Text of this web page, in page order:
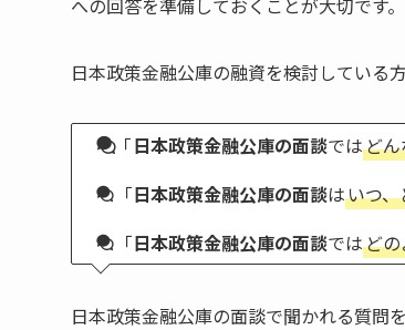
日本政策金融公庫の融資を検討している
「日本政策金融公庫の面談ではど
「日本政策金融公庫の面談はいつ
「日本政策金融公庫の面談ではど
日本政策金融公庫の面談で聞かれる質問